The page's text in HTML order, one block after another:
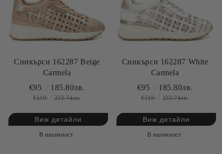
Сникърси 162287 Beige
Carmela
€95 185.80лв.
€119 232.74лв.
Виж детайли
В наличност
Сникърси 162287 White
Carmela
€95 185.80лв.
€119 232.74лв.
Виж детайли
В наличност